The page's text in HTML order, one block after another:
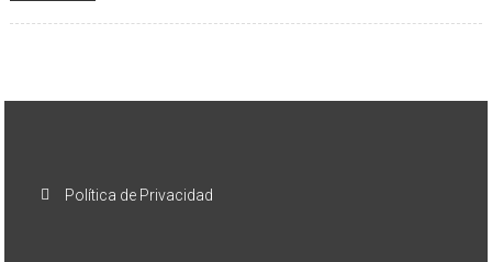
Política de Privacidad